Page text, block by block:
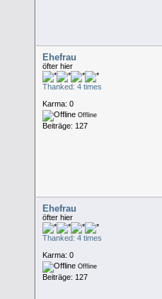
Ehefrau
öfter hier
Thanked: 4 times
Karma: 0
Offline
Beiträge: 127
Ehefrau
öfter hier
Thanked: 4 times
Karma: 0
Offline
Beiträge: 127